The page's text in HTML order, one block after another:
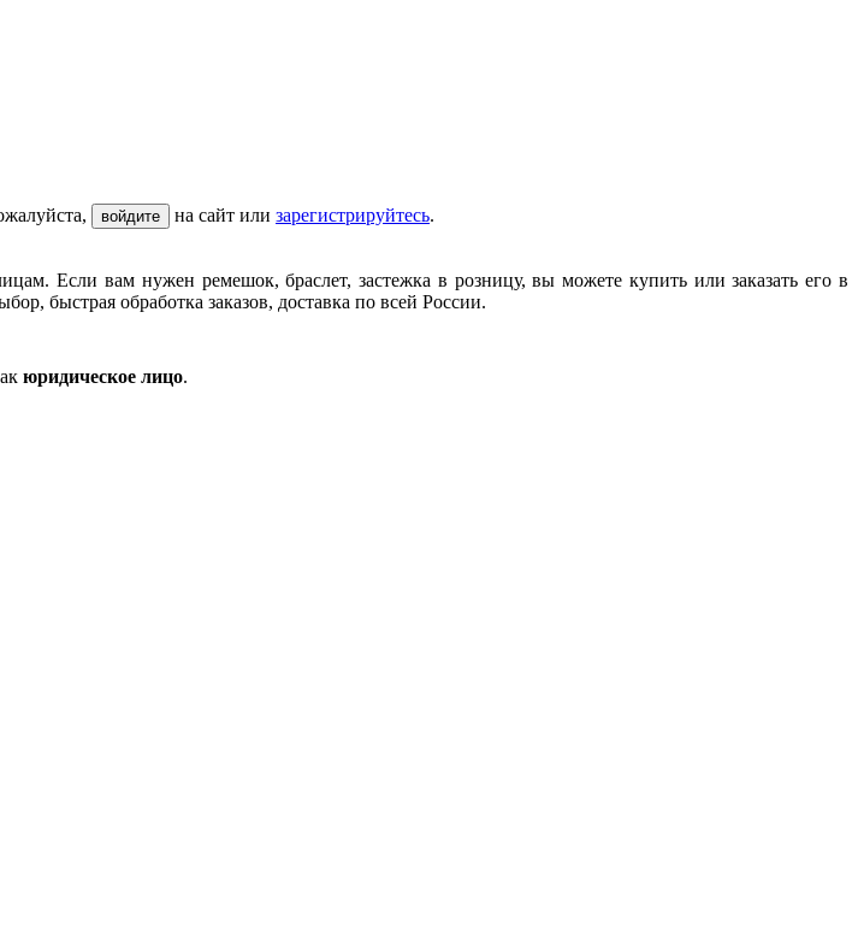
войдите на сайт или зарегистрируйтесь.
Если вам нужен ремешок, браслет, застежка в розницу, вы можете купить или заказать его в
быстрая обработка заказов, доставка по всей России.
юридическое лицо.